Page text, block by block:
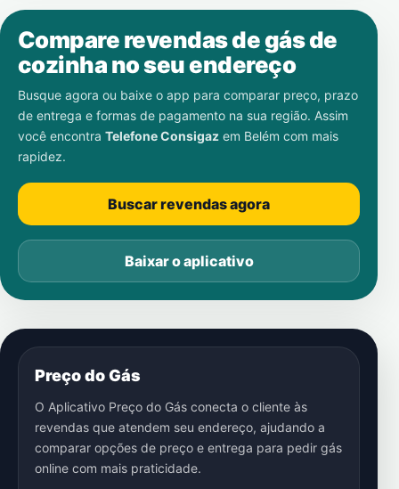
Compare revendas de gás de
cozinha no seu endereço
Busque agora ou baixe o app para comparar preço, prazo
de entrega e formas de pagamento na sua região. Assim
você encontra Telefone Consigaz em Belém com mais
rapidez.
Buscar revendas agora
Baixar o aplicativo
Preço do Gás
O Aplicativo Preço do Gás conecta o cliente às
revendas que atendem seu endereço, ajudando a
comparar opções de preço e entrega para pedir gás
online com mais praticidade.